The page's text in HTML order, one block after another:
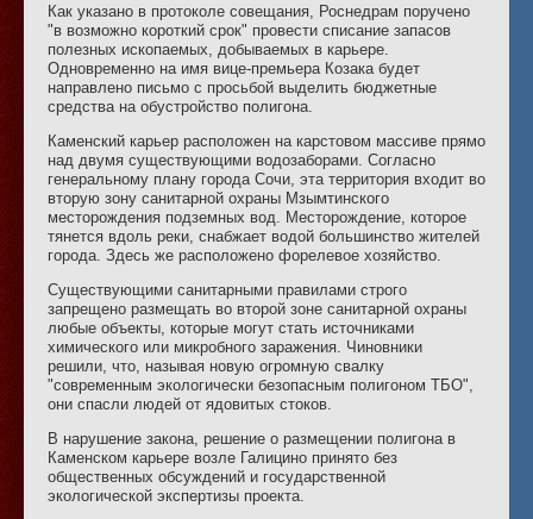
Как указано в протоколе совещания, Роснедрам поручено
"в возможно короткий срок" провести списание запасов
полезных ископаемых, добываемых в карьере.
Одновременно на имя вице-премьера Козака будет
направлено письмо с просьбой выделить бюджетные
средства на обустройство полигона.
Каменский карьер расположен на карстовом массиве прямо
над двумя существующими водозаборами. Согласно
генеральному плану города Сочи, эта территория входит во
вторую зону санитарной охраны Мзымтинского
месторождения подземных вод. Месторождение, которое
тянется вдоль реки, снабжает водой большинство жителей
города. Здесь же расположено форелевое хозяйство.
Существующими санитарными правилами строго
запрещено размещать во второй зоне санитарной охраны
любые объекты, которые могут стать источниками
химического или микробного заражения. Чиновники
решили, что, называя новую огромную свалку
"современным экологически безопасным полигоном ТБО",
они спасли людей от ядовитых стоков.
В нарушение закона, решение о размещении полигона в
Каменском карьере возле Галицино принято без
общественных обсуждений и государственной
экологической экспертизы проекта.